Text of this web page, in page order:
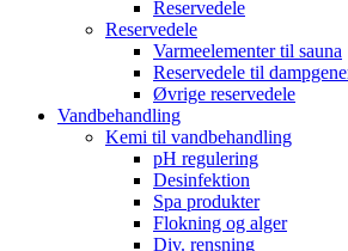
Reservedele
Reservedele
Varmeelementer til sauna
Reservedele til
Øvrige reservedele
Vandbehandling
Kemi til vandbehandling
pH regulering
Desinfektion
Spa produkter
Flokning og alger
Div. rensning